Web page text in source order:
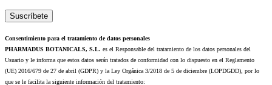
Consentimiento para el tratamiento de datos personales
PHARMADUS BOTANICALS, S.L. es el Responsable del tratamiento de los datos personales del
Usuario y le informa que estos datos serán tratados de conformidad con lo dispuesto en el Reglamento
(UE) 2016/679 de 27 de abril (GDPR) y la Ley Orgánica 3/2018 de 5 de diciembre (LOPDGDD), por lo
que se le facilita la siguiente información del tratamiento: